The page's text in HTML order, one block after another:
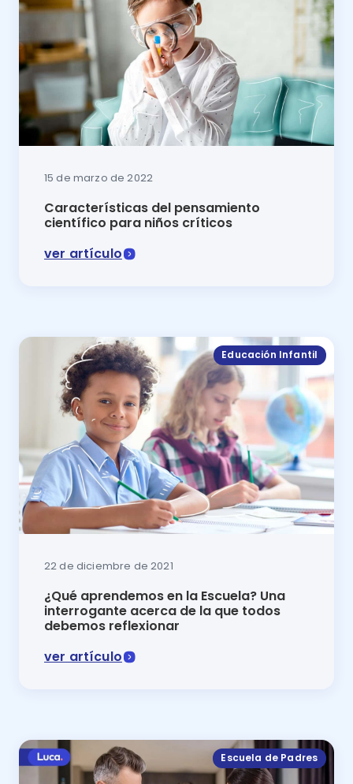
15 de marzo de 2022
Características del pensamiento
científico para niños críticos
ver artículo
Educación Infantil
22 de diciembre de 2021
¿Qué aprendemos en la Escuela? Una
interrogante acerca de la que todos
debemos reflexionar
ver artículo
Escuela de Padres